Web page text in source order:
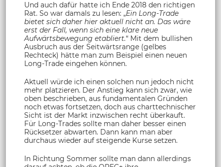
Und auch dafür hatte ich Ende 2018 den richtigen
Rat. So war damals zu lesen: „Ein Long-Trade
bietet sich daher hier aktuell nicht an. Das wäre
erst der Fall, wenn sich eine klare neue
Aufwärtsbewegung etabliert.“ Mit dem bullishen
Ausbruch aus der Seitwärtsrange (gelbes
Rechteck) hätte man zum Beispiel einen neuen
Long-Trade eingehen können.
Aktuell würde ich einen solchen nun jedoch nicht
mehr platzieren. Der Anstieg kann sich zwar, wie
oben beschrieben, aus fundamentalen Gründen
noch etwas fortsetzen, doch aus charttechnischer
Sicht ist der Markt inzwischen recht überkauft.
Für Long-Trades sollte man daher besser einen
Rücksetzer abwarten. Dann kann man aber
durchaus wieder auf steigende Kurse setzen.
In Richtung Sommer sollte man dann allerdings